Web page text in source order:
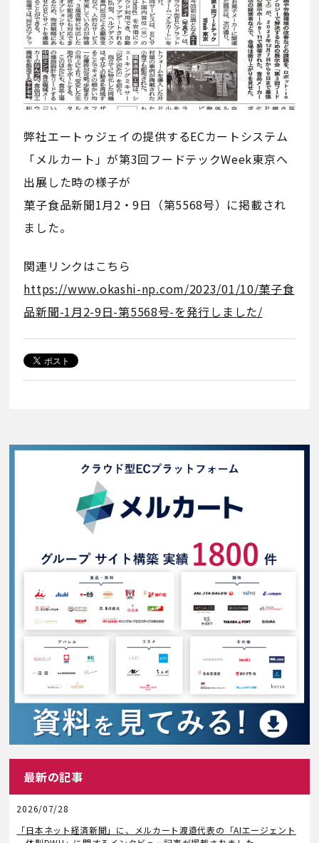
弊社エートゥジェイの提供するECカートシステム
「メルカート」が第3回フードテックWeek東京へ
出展した時の様子が
菓子食品新聞1月2・9日（第5568号）に掲載され
ました。
関連リンクはこちら
https://www.okashi-np.com/2023/01/10/菓子食
品新聞-1月2-9日-第5568号-を発行しました/
最新の記事
2026/07/28
「日本ネット経済新聞」に、メルカート渡邉代表の「AIエージェント